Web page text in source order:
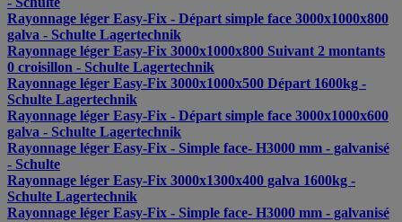
Rayonnage léger Easy-Fix - Départ simple face 3000x1000x800
galva - Schulte Lagertechnik
Rayonnage léger Easy-Fix 3000x1000x800 Suivant 2 montants
0 croisillon - Schulte Lagertechnik
Rayonnage léger Easy-Fix 3000x1000x500 Départ 1600kg -
Schulte Lagertechnik
Rayonnage léger Easy-Fix - Départ simple face 3000x1000x600
galva - Schulte Lagertechnik
Rayonnage léger Easy-Fix - Simple face- H3000 mm - galvanisé
- Schulte
Rayonnage léger Easy-Fix 3000x1300x400 galva 1600kg -
Schulte Lagertechnik
Rayonnage léger Easy-Fix - Simple face- H3000 mm - galvanisé